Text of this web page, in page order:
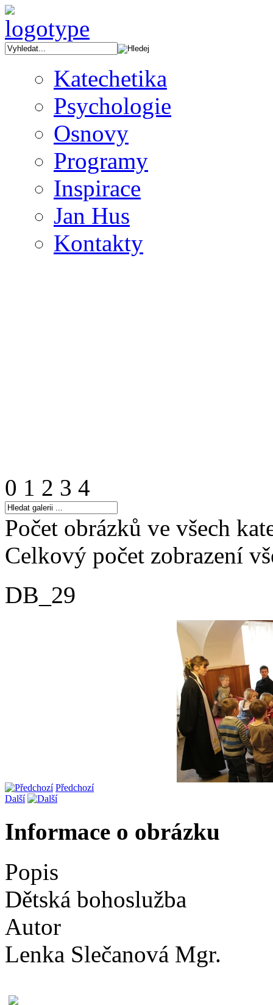
Katechetika
Psychologie
Osnovy
Programy
Inspirace
Jan Hus
Kontakty
0 1 2 3 4
Počet obrázků ve všech
Celkový počet zobrazení
DB_29
Předchozí
Další
Informace o obrázku
Popis
Dětská bohoslužba
Autor
Lenka Slečanová Mgr.